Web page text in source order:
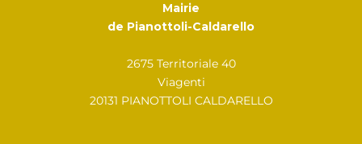
Mairie
de Pianottoli-Caldarello
2675 Territoriale 40
Viagenti
20131 PIANOTTOLI CALDARELLO